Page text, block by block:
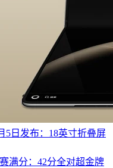
5日发布：18英寸折叠屏
满分：42分全对超金牌